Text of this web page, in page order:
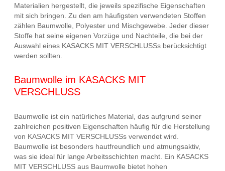
Materialien hergestellt, die jeweils spezifische Eigenschaften
mit sich bringen. Zu den am häufigsten verwendeten Stoffen
zählen Baumwolle, Polyester und Mischgewebe. Jeder dieser
Stoffe hat seine eigenen Vorzüge und Nachteile, die bei der
Auswahl eines KASACKS MIT VERSCHLUSSs berücksichtigt
werden sollten.
Baumwolle im KASACKS MIT
VERSCHLUSS
Baumwolle ist ein natürliches Material, das aufgrund seiner
zahlreichen positiven Eigenschaften häufig für die Herstellung
von KASACKS MIT VERSCHLUSSs verwendet wird.
Baumwolle ist besonders hautfreundlich und atmungsaktiv,
was sie ideal für lange Arbeitsschichten macht. Ein KASACKS
MIT VERSCHLUSS aus Baumwolle bietet hohen